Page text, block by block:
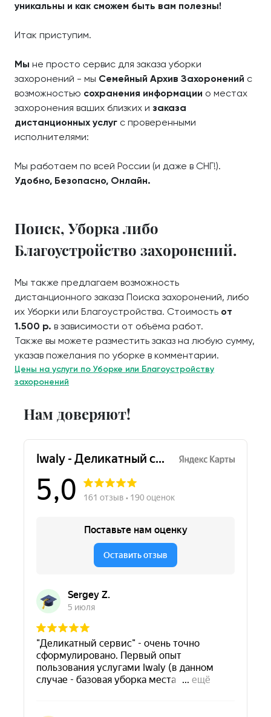
уникальны и как сможем быть вам полезны!
Итак приступим.
Мы не просто сервис для заказа уборки
захоронений - мы Семейный Архив Захоронений с
возможностью сохранения информации о местах
захоронения ваших близких и заказа
дистанционных услуг с проверенными
исполнителями:
Мы работаем по всей России (и даже в СНГ!).
Удобно, Безопасно, Онлайн.
Поиск, Уборка либо
Благоустройство захоронений.
Мы также предлагаем возможность
дистанционного заказа Поиска захоронений, либо
их Уборки или Благоустройства. Стоимость от
1.500 р. в зависимости от объёма работ.
Также вы можете разместить заказ на любую сумму,
указав пожелания по уборке в комментарии.
Цены на услуги по Уборке или Благоустройству
захоронений
Нам доверяют!